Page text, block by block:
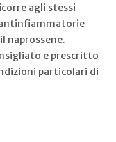
agli stessi
naprossene.
e prescritto
particolari di